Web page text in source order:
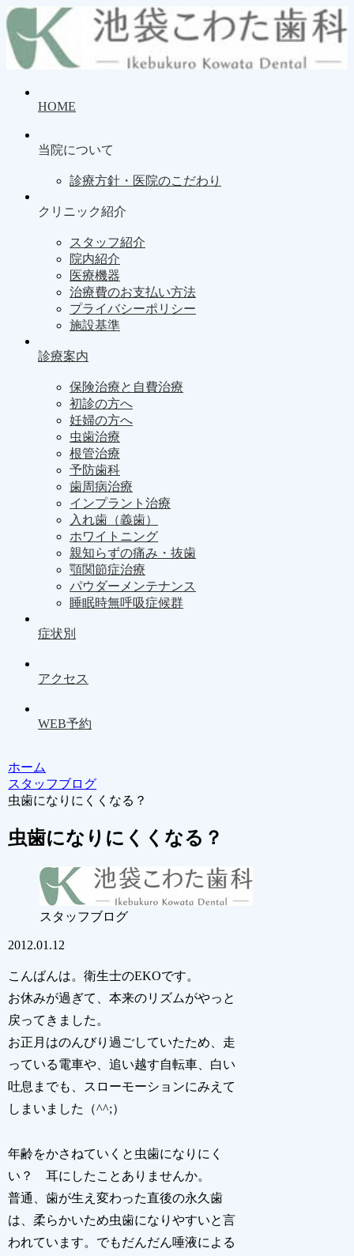
HOME
当院について
診療方針・医院のこだわり
クリニック紹介
スタッフ紹介
院内紹介
医療機器
治療費のお支払い方法
プライバシーポリシー
施設基準
診療案内
保険治療と自費治療
初診の方へ
妊婦の方へ
虫歯治療
根管治療
予防歯科
歯周病治療
インプラント治療
入れ歯（義歯）
ホワイトニング
親知らずの痛み・抜歯
顎関節症治療
パウダーメンテナンス
睡眠時無呼吸症候群
症状別
アクセス
WEB予約
ホーム
スタッフブログ
虫歯になりにくくなる？
虫歯になりにくくなる？
スタッフブログ
2012.01.12
こんばんは。衛生士のEKOです。
お休みが過ぎて、本来のリズムがやっと
戻ってきました。
お正月はのんびり過ごしていたため、走
っている電車や、追い越す自転車、白い
吐息までも、スローモーションにみえて
しまいました（^^;）
年齢をかさねていくと虫歯になりにく
い？ 耳にしたことありませんか。
普通、歯が生え変わった直後の永久歯
は、柔らかいため虫歯になりやすいと言
われています。でもだんだん唾液による